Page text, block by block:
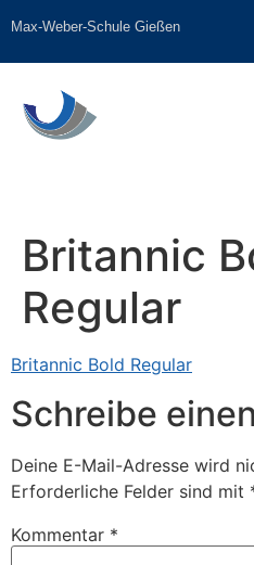
springen
Max-Weber-Schule Gießen
Britannic
Regular
Britannic Bold Regular
Schreibe
Deine E-Mail-Adresse wird
Erforderliche Felder sind mit
Kommentar *